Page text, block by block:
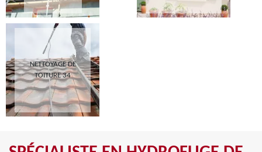
NETTOYAGE DE
TOITURE 34